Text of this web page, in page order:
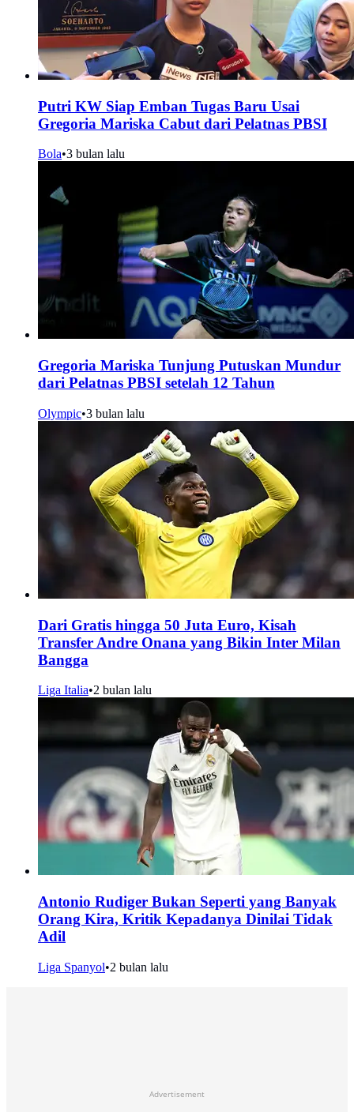
Putri KW Siap Emban Tugas Baru Usai
Gregoria Mariska Cabut dari Pelatnas PBSI
Bola•3 bulan lalu
Gregoria Mariska Tunjung Putuskan Mundur
dari Pelatnas PBSI setelah 12 Tahun
Olympic•3 bulan lalu
Dari Gratis hingga 50 Juta Euro, Kisah
Transfer Andre Onana yang Bikin Inter Milan
Bangga
Liga Italia•2 bulan lalu
Antonio Rudiger Bukan Seperti yang Banyak
Orang Kira, Kritik Kepadanya Dinilai Tidak
Adil
Liga Spanyol•2 bulan lalu
Advertisement